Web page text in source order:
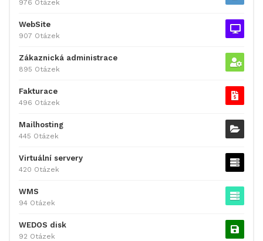
976 Otázek
WebSite
907 Otázek
Zákaznická administrace
895 Otázek
Fakturace
496 Otázek
Mailhosting
445 Otázek
Virtuální servery
420 Otázek
WMS
94 Otázek
WEDOS disk
92 Otázek